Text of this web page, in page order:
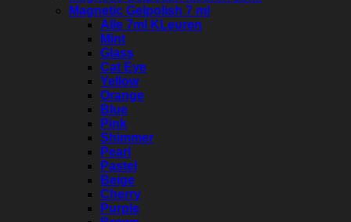
Magnetic Gelpolish 7 ml
Alle 7ml KLeuren
Mint
Glass
Cat Eye
Yellow
Orange
Blue
Pink
Shimmer
Pearl
Pastel
Beige
Cherry
Purple